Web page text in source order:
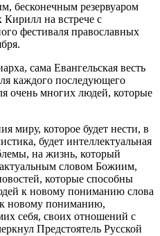
бесконечным резервуаром
на встрече с
фестиваля православных
сама Евангельская весть
каждого последующего
очень многих людей, которые
миру, которое будет нести, в
будет интеллектуальная
на жизнь, который
словом Божиим,
которые способны
к новому пониманию слова
новому пониманию,
себя, своих отношений с
Предстоятель Русской